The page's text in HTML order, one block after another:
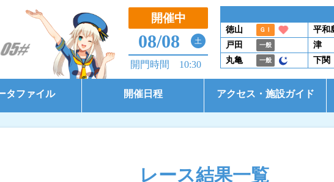
開催中
08/08 土
開門時間 10:30
徳山
ＧⅠ 平和
戸田 一般 津
丸亀 一般 下関
タファイル 開催日程
開催日程（BTS市原）
アクセス・施設ガイド
レース結果一覧